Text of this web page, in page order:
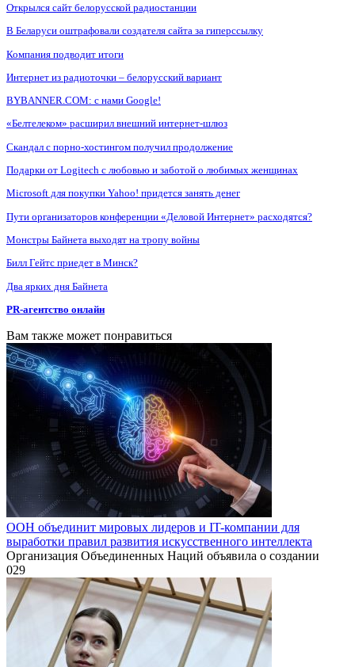
Открылся сайт белорусской радиостанции
В Беларуси оштрафовали создателя сайта за гиперссылку
Компания подводит итоги
Интернет из радиоточки – белорусский вариант
BYBANNER.COM: c нами Google!
«Белтелеком» расширил внешний интернет-шлюз
Скандал с порно-хостингом получил продолжение
Подарки от Logitech с любовью и заботой о любимых женщинах
Microsoft для покупки Yahoo! придется занять денег
Пути организаторов конференции «Деловой Интернет» расходятся?
Монстры Байнета выходят на тропу войны
Билл Гейтс приедет в Минск?
Два ярких дня Байнета
PR-агентство онлайн
Вам также может понравиться
ООН объединит мировых лидеров и IT-компании для
выработки правил развития искусственного интеллекта
Организация Объединенных Наций объявила о создании
029